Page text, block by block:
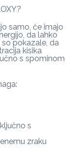
samo, če imajo
da lahko
so pokazale, da
kisika
s spominom
s
zraku